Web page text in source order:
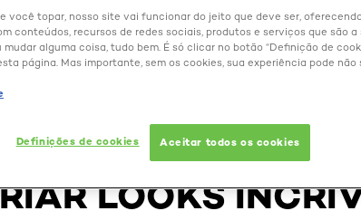
PARA O
LOOKS
você topar, nosso site vai funcionar do jeito que deve ser,
conteúdos, recursos de redes sociais, produtos e serviços que são a
mudar alguma coisa, tudo bem. É só clicar no botão “Definição de
página. Mas importante, sem os cookies, sua experiência pode não
Definições de cookies Aceitar todos os cookies